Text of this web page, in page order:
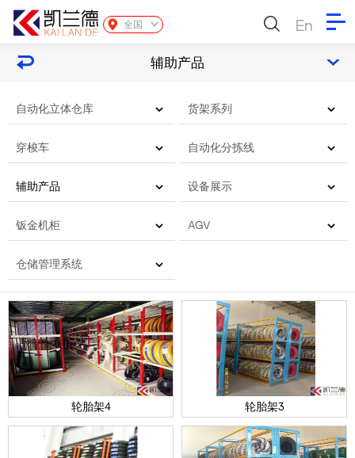
全国 En
辅助产品
自动化立体仓库 货架系列
穿梭车 自动化分拣线
辅助产品 设备展示
钣金机柜 AGV
仓储管理系统
轮胎架4 轮胎架3